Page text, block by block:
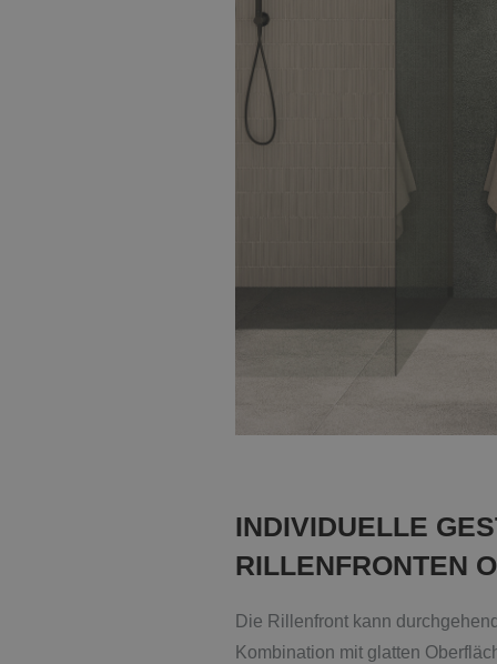
INDIVIDUELLE
RILLENFRONTEN
Die Rillenfront kann
Kombination mit glatten